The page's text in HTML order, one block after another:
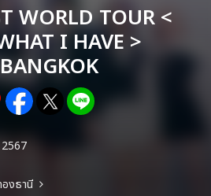
WORLD TOUR <
I HAVE >
2567
งธานี